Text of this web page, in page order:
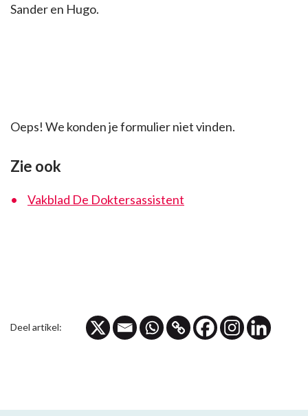
Sander en Hugo.
Oeps! We konden je formulier niet vinden.
Zie ook
Vakblad De Doktersassistent
Deel artikel: